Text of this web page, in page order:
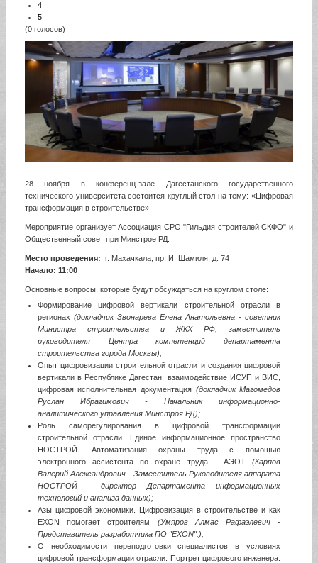
4
5
(0 голосов)
28 ноября в конференц-зале Дагестанского государственного
технического университета состоится круглый стол на тему: «Цифровая
трансформация в строительстве»
Мероприятие организует Ассоциация СРО "Гильдия строителей СКФО" и
Общественный совет при Минстрое РД.
Место проведения: г. Махачкала, пр. И. Шамиля, д. 74
Начало: 11:00
Основные вопросы, которые будут обсуждаться на круглом столе:
Формирование цифровой вертикали строительной отрасли в
регионах (докладчик Звонарева Елена Анатольевна - советник
Министра строительства и ЖКХ РФ, заместитель
руководителя Центра компетенций департамента
строительства города Москвы);
Опыт цифровизации строительной отрасли и создания цифровой
вертикали в Республике Дагестан: взаимодействие ИСУП и ВИС,
цифровая исполнительная документация (докладчик Магомедов
Руслан Ибрагимович - Начальник информационно-
аналитического управления Минстроя РД);
Роль саморегулирования в цифровой трансформации
строительной отрасли. Единое информационное пространство
НОСТРОЙ. Автоматизация охраны труда с помощью
электронного ассистента по охране труда - АЭОТ(Карпов
Валерий Александрович - Заместитель Руководителя аппарата
НОСТРОЙ - директор Департамента информационных
технологий и анализа данных);
Азы цифровой экономики. Цифровизация в строительстве и как
EXON помогает строителям (Умяров Алмас Рафаэлевич -
Представитель разработчика ПО "EXON".);
О необходимости переподготовки специалистов в условиях
цифровой трансформации отрасли. Портрет цифрового инженера.